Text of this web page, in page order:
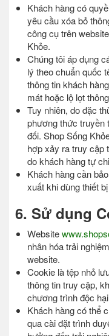
Khách hàng có
yêu cầu xóa bỏ
công cụ trên
Khỏe.
Chúng tôi áp dụng
lý theo chuẩn quốc
thông tin khách
mát hoặc lộ lọt
Tuy nhiên, do đặc
phương thức truyền
đối. Shop Sống
hợp xảy ra truy cập
do khách hàng tự
Khách hàng cần
xuất khi dùng thiết
6. Sử dụng
Website
nhân hóa trải
website.
Cookie là tệp nhỏ
thông tin truy cập,
chương trình độc
Khách hàng có thể
qua cài đặt trình